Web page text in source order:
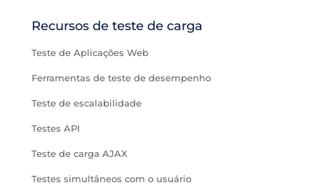
Recursos de teste de carga
Teste de Aplicações Web
Ferramentas de teste de desempenho
Teste de escalabilidade
Testes API
Teste de carga AJAX
Testes simultâneos com o usuário